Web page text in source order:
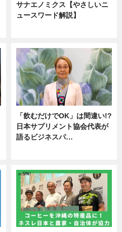
サナエノミクス【やさしいニ
ュースワード解説】
「飲むだけでOK」は間違い!?
日本サプリメント協会代表が
語るビジネスパ…